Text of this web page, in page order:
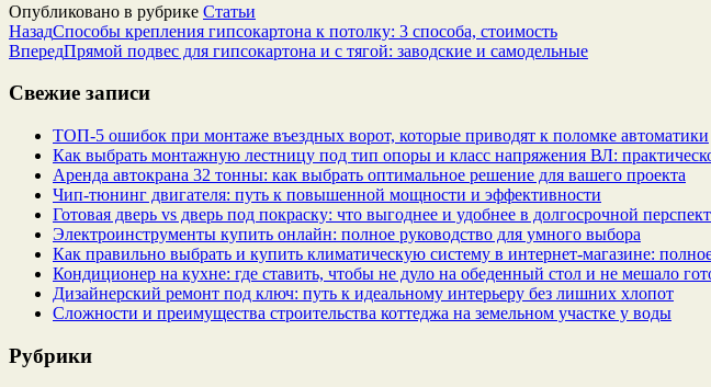
Опубликовано в рубрике Статьи
НазадСпособы крепления гипсокартона к потолку: 3 способа, стоимость
ВпередПрямой подвес для гипсокартона и с тягой: заводские и самодельные
Свежие записи
ТОП-5 ошибок при монтаже въездных ворот, которые приводят к поломке автоматики
Как выбрать монтажную лестницу под тип опоры и класс напряжения ВЛ:
Аренда автокрана 32 тонны: как выбрать оптимальное решение для вашего проекта
Чип‑тюнинг двигателя: путь к повышенной мощности и эффективности
Готовая дверь vs дверь под покраску: что выгоднее и удобнее в долгосрочной
Электроинструменты купить онлайн: полное руководство для умного выбора
Как правильно выбрать и купить климатическую систему в интернет‑магазине:
Кондиционер на кухне: где ставить, чтобы не дуло на обеденный стол и не мешало
Дизайнерский ремонт под ключ: путь к идеальному интерьеру без лишних хлопот
Сложности и преимущества строительства коттеджа на земельном участке у воды
Рубрики